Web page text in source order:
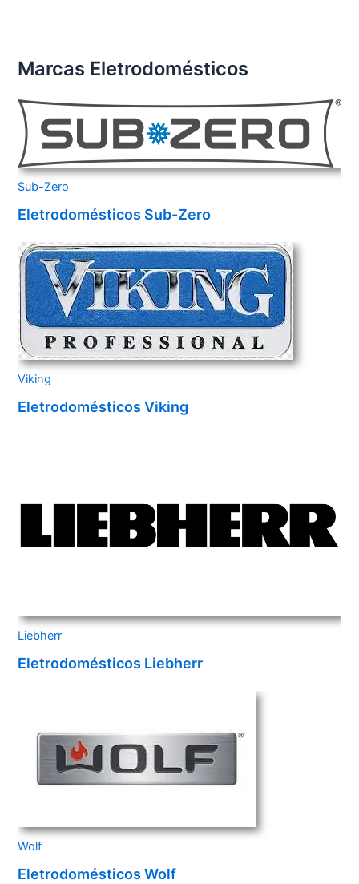
Marcas Eletrodomésticos
Sub-Zero
Eletrodomésticos Sub-Zero
Viking
Eletrodomésticos Viking
Liebherr
Eletrodomésticos Liebherr
Wolf
Eletrodomésticos Wolf